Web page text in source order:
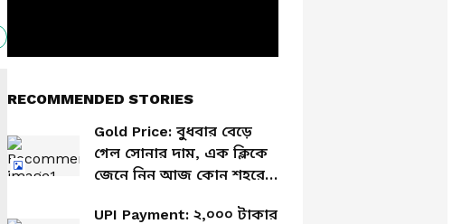
RECOMMENDED STORIES
Gold Price: বুধবার বেড়ে
গেল সোনার দাম, এক ক্লিকে
জেনে নিন আজ কোন শহরে
UPI Payment: ২,০০০ টাকার